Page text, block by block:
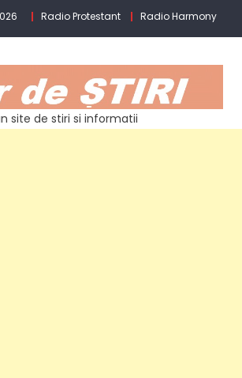
Radio Protestant Radio Harmony
site de stiri si informatii